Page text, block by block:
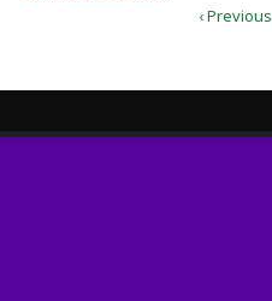
‹ Previous